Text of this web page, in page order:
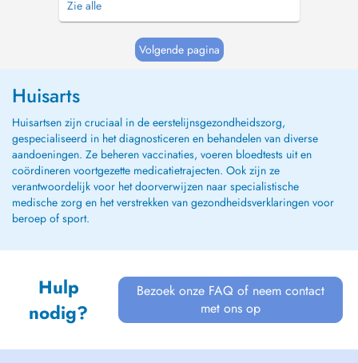
GKV versichert sind, möglich einen Termin
vereinbaren. Dies können Sie online, per E-Mail
oder unter +49 30 116 117 tun. Sie erhalt...
Zie alle
Volgende pagina
Huisarts
Huisartsen zijn cruciaal in de eerstelijnsgezondheidszorg,
gespecialiseerd in het diagnosticeren en behandelen van diverse
aandoeningen. Ze beheren vaccinaties, voeren bloedtests uit en
coördineren voortgezette medicatietrajecten. Ook zijn ze
verantwoordelijk voor het doorverwijzen naar specialistische
medische zorg en het verstrekken van gezondheidsverklaringen voor
beroep of sport.
Hulp
nodig?
Bezoek onze FAQ of neem contact
met ons op